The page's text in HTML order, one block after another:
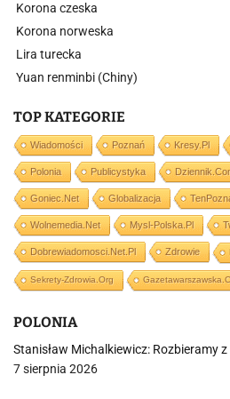
Korona czeska
Korona norweska
Lira turecka
Yuan renminbi (Chiny)
TOP KATEGORIE
Wiadomości Poznań Kresy.pl
Polonia Publicystyka
Goniec.net Globalizacja
Wolnemedia.net Mysl-Polska.pl
Dobrewiadomosci.net.pl Zdrowie
Sekrety-Zdrowia.org
POLONIA
Stanisław Michalkiewicz: Rozbieramy
7 sierpnia 2026